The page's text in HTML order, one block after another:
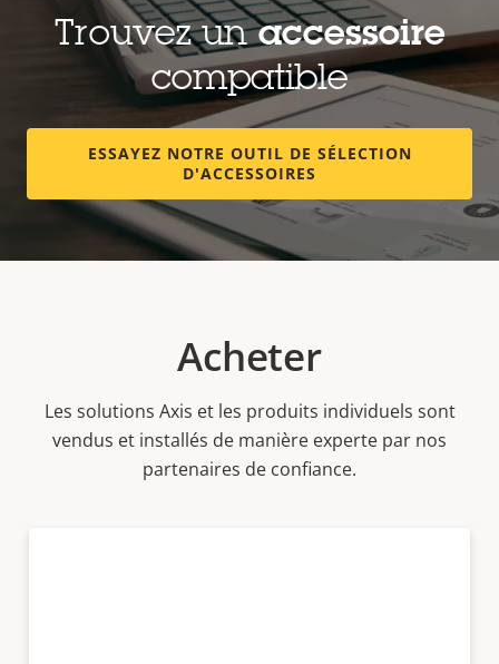
Trouvez unaccessoire
compatible
ESSAYEZ NOTRE OUTIL DE SÉLECTION
D'ACCESSOIRES
Acheter
Les solutions Axis et les produits individuels sont
vendus et installés de manière experte par nos
partenaires de confiance.